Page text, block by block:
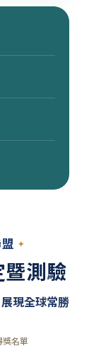
測驗
現全球常勝
獎名單